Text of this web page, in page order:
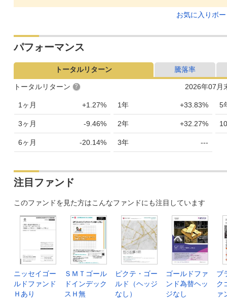
お気に入りボ
パフォーマンス
トータルリターン 騰落率
2026年07月
トータルリターン
1ヶ月 +1.27%
3ヶ月 -9.46%
6ヶ月 -20.14%
1年 +33.83%
2年 +32.27%
3年 ---
5
注目ファンド
このファンドを見た方はこんなファンドにも注目しています
ニッセイゴー
ルドファンド
Ｈあり
ＳＭＴゴール
ドインデック
スＨ無
ピクテ・ゴー
ルド（ヘッジ
なし）
ゴールドファ
ンド為替ヘッ
ジなし
ブ
ク
ァ